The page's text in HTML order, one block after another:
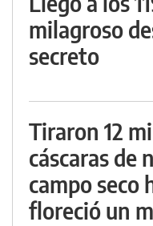
milagroso
secreto
Tiraron 12
cáscaras de
campo seco
floreció un